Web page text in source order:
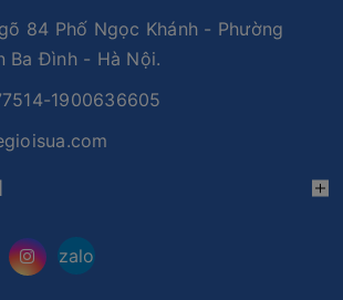
84 Phố Ngọc Khánh - Phường
Ba Đình - Hà Nội.
1900636605
zalo